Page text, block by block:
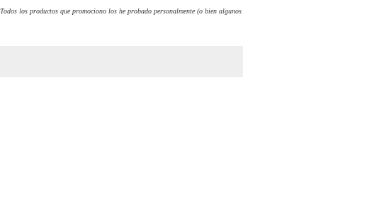
los productos que promociono los he probado personalmente (o bien algunos